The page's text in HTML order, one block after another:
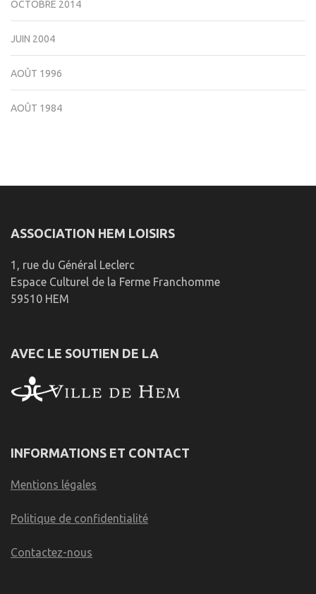
OCTOBRE 2014
JUIN 2004
AOÛT 1996
AOÛT 1984
ASSOCIATION HEM LOISIRS
1, rue du Général Leclerc
Espace Culturel de la Ferme Franchomme
59510 HEM
AVEC LE SOUTIEN DE LA
INFORMATIONS ET CONTACT
Mentions légales
Politique de confidentialité
Contactez-nous